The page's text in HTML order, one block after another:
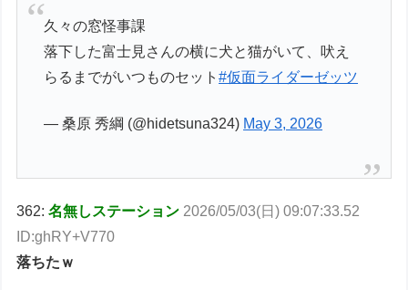
久々の窓怪事課
落下した富士見さんの横に犬と猫がいて、吠え
らるまでがいつものセット#仮面ライダーゼッツ
— 桑原 秀綱 (@hidetsuna324) May 3, 2026
362:名無しステーション 2026/05/03(日) 09:07:33.52
ID:ghRY+V770
落ちたｗ